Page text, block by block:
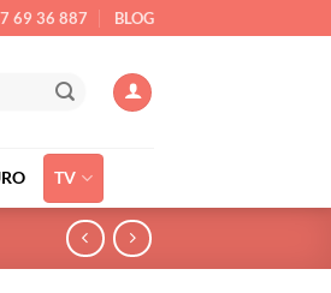
69 36 887 BLOG
TV